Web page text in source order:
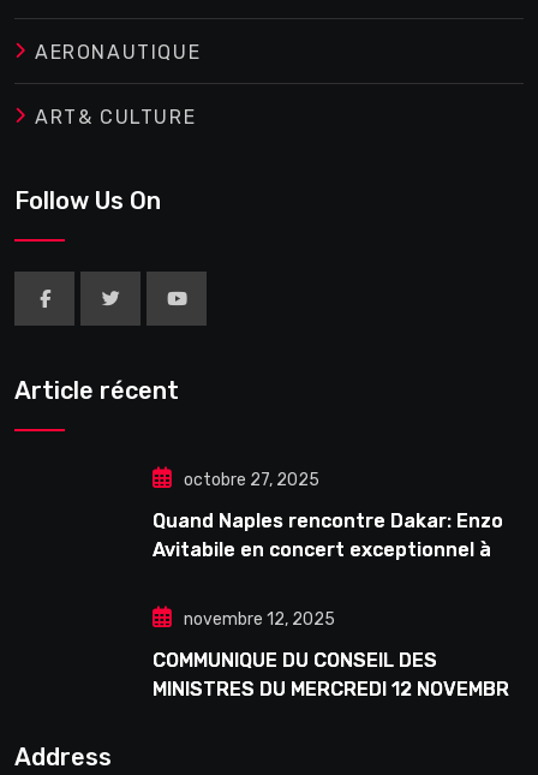
AERONAUTIQUE
ART& CULTURE
Follow Us On
Article récent
octobre 27, 2025
Quand Naples rencontre Dakar: Enzo
Avitabile en concert exceptionnel à
novembre 12, 2025
COMMUNIQUE DU CONSEIL DES
MINISTRES DU MERCREDI 12 NOVEMBRE
Address